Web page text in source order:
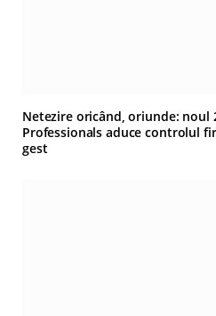
Netezire oricând, oriunde: noul
Professionals aduce controlul
gest